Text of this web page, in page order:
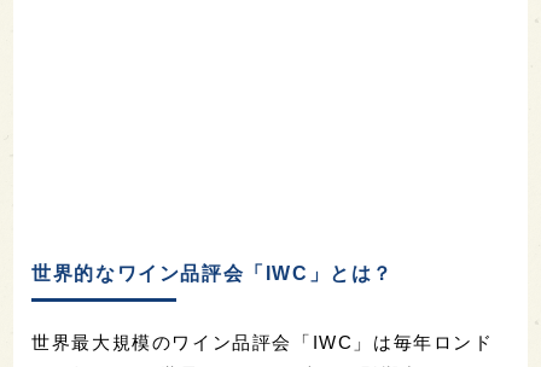
世界的なワイン品評会「IWC」とは？
世界最大規模のワイン品評会「IWC」は毎年ロンド